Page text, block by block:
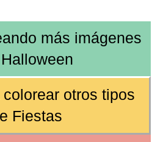
más imágenes
Halloween
otros tipos
Fiestas